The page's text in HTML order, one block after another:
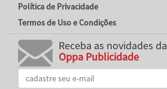
Política de Privacidade
Termos de Uso e Condições
Receba as novidades da
Oppa Publicidade